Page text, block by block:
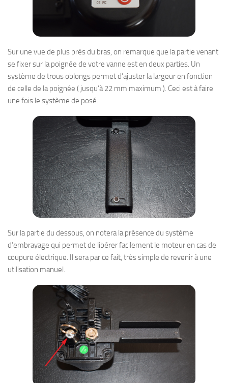
Sur une vue de plus près du bras, on remarque que la partie venant
se fixer sur la poignée de votre vanne est en deux parties. Un
système de trous oblongs permet d’ajuster la largeur en fonction
de celle de la poignée ( jusqu’à 22 mm maximum ). Ceci est à faire
une fois le système de posé.
Sur la partie du dessous, on notera la présence du système
d’embrayage qui permet de libérer facilement le moteur en cas de
coupure électrique. Il sera par ce fait, très simple de revenir à une
utilisation manuel.